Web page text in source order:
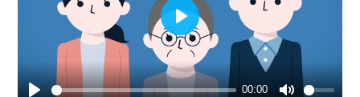
00:00
Play